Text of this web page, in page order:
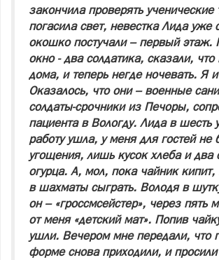
закончила проверять ученические
погасила свет, невестка Лида уже
окошко постучали – первый этаж.
окно - два солдатика, сказали, что
дома, и теперь негде ночевать. Я и
Оказалось, что они – военные
солдаты-срочники из Печоры,
пациента в Вологду. Лида в шесть
работу ушла, у меня для гостей не
угощения, лишь кусок хлеба и два
огурца. А, мол, пока чайник кипит,
в шахматы сыграть. Володя в
он – «гроссмсейстер», через пять
от меня «детский мат». Попив
ушли. Вечером мне передали, что
форме снова приходили, и